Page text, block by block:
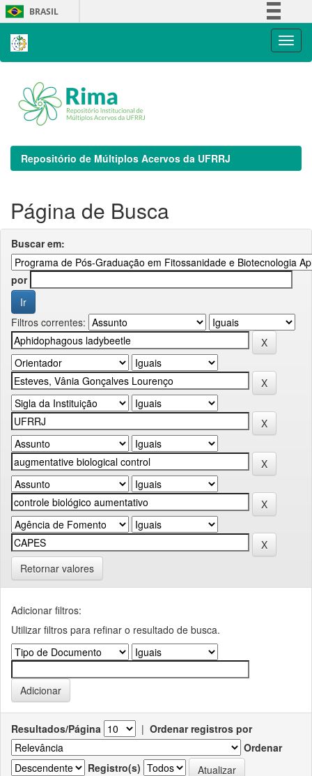
Skip
navigation
BRASIL
Repositório de Múltiplos Acervos da UFRRJ
Página de Busca
Buscar em:
por
Filtros correntes:
Retornar valores
Adicionar filtros:
Utilizar filtros para refinar o resultado de busca.
Resultados/Página | Ordenar registros por
Ordenar
Registro(s)